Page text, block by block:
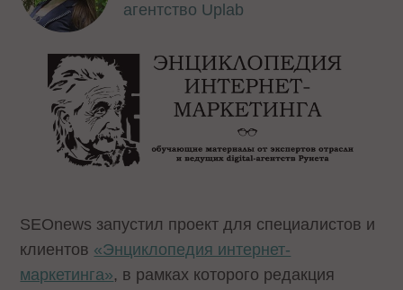
агентство Uplab
SEOnews запустил проект для специалистов и
клиентов «Энциклопедия интернет-
маркетинга», в рамках которого редакция